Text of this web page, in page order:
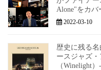
Alone"をカバ
2022-03-10
歴史に残る名
ースジャズ・
（Winelight